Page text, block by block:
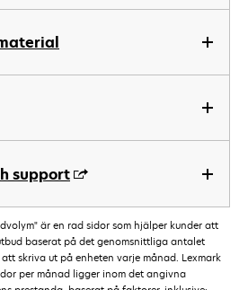
support
är en rad sidor som hjälper kunder att
baserat på det genomsnittliga antalet
skriva ut på enheten varje månad. Lexmark
per månad ligger inom det angivna